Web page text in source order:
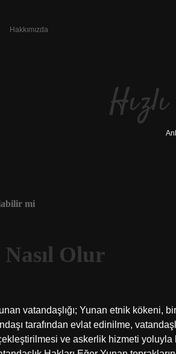
Hakkımızda
mi
Olur
vatandaşlığı; Yunan etnik kökeni,
tarafından evlat edinilme,
ve askerlik hizmeti yoluyla